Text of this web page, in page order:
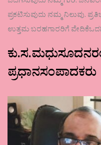
ಪ್ರಕಟಿಸುವುದು ನಮ್ಮ ನಿಲುವು.
ಉತ್ತಮ ಬರಹಗಾರರಿಗೆ
ಪ್ರಧಾನಸಂಪಾದಕರು